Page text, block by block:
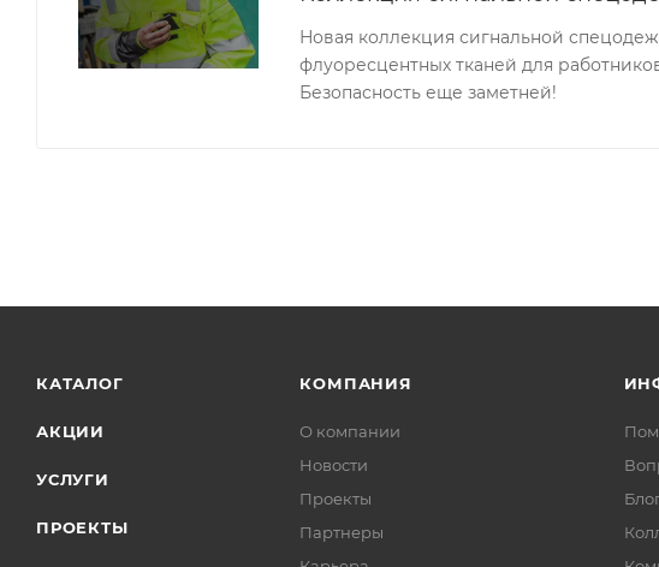
Новая коллекция сигнальной
флуоресцентных тканей для
Безопасность еще заметней!
КАТАЛОГ
АКЦИИ
УСЛУГИ
ПРОЕКТЫ
КОМПАНИЯ
О компании
Новости
Проекты
Партнеры